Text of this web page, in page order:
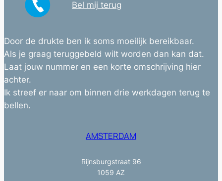
Bel mij terug
Door de drukte ben ik soms moeilijk bereikbaar.
Als je graag teruggebeld wilt worden dan kan dat.
Laat jouw nummer en een korte omschrijving hier
achter.
Ik streef er naar om binnen drie werkdagen terug te
bellen.
AMSTERDAM
Rijnsburgstraat 96
1059 AZ